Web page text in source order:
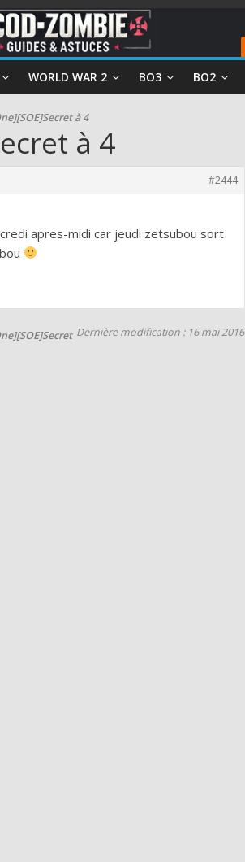
WORLD WAR 2 BO3 BO2
à 4
à 4
#2444
apres-midi car jeudi zetsubou sort
Dernière modification : 16 mai 2016